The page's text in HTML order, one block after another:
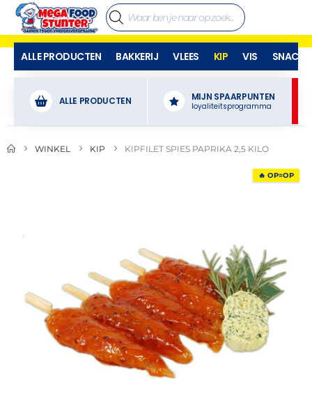
ALLE PRODUCTEN BAKKERIJ VLEES KIP VIS SNACKS
ALLE PRODUCTEN MIJN SPAARPUNTEN
loyaliteitsprogramma
WINKEL KIP KIPFILET SPIES PAPRIKA 2,5 KILO
🔥 OP=OP